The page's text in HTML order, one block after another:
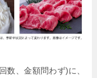
数、金額問わず)に、